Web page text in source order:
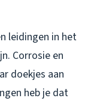
leidingen in het
Corrosie en
doekjes aan
heb je dat